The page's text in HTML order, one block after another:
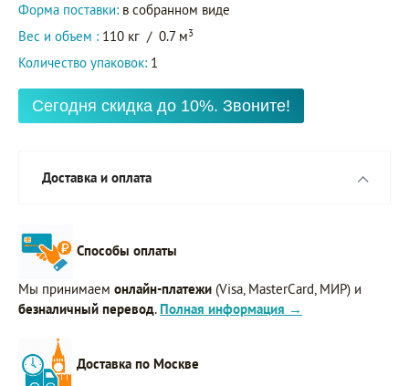
Форма поставки: в собранном виде
Вес и объем : 110 кг / 0.7 м3
Количество упаковок: 1
Сегодня скидка до 10%. Звоните!
Доставка и оплата
Способы оплаты
Мы принимаем онлайн-платежи (Visa, MasterCard, МИР) и
безналичный перевод. Полная информация →
Доставка по Москве